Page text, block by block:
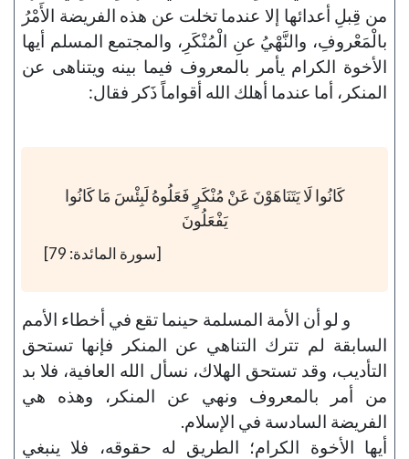
من قِبلِ أعدائها إلا عندما تخلت عن هذه الفريضة الأَمْرُ
بالْمَعْروفِ، والنَّهْيُ عنِ الْمُنْكَرِ، والمجتمع المسلم أيها
الأخوة الكرام يأمر بالمعروف فيما بينه ويتناهى عن
المنكر، أما عندما أهلك الله أقواماً ذَكر فقال:
كَانُوا لَا يَتَنَاهَوْنَ عَنْ مُنْكَرٍ فَعَلُوهُ لَبِئْسَ مَا كَانُوا
يَفْعَلُونَ
[سورة المائدة: 79]
و لو أن الأمة المسلمة حينما تقع في أخطاء الأمم
السابقة لم تترك التناهي عن المنكر فإنها تستحق
التأديب، وقد تستحق الهلاك، نسأل الله العافية، فلا بد
من أمر بالمعروف ونهي عن المنكر، وهذه هي
الفريضة السادسة في الإسلام.
أيها الأخوة الكرام؛ الطريق له حقوقه، فلا ينبغي